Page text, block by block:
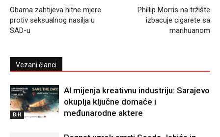
Obama zahtijeva hitne mjere
protiv seksualnog nasilja u
SAD-u
Phillip Morris na tržište
izbacuje cigarete sa
marihuanom
Vezani članci
BiH
AI mijenja kreativnu industriju: Sarajevo
okuplja ključne domaće i
međunarodne aktere